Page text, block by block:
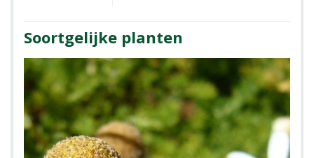
Soortgelijke planten